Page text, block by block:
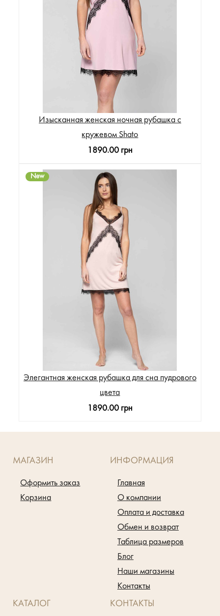
Изысканная женская ночная рубашка с
кружевом Shato
1890.00 грн
New
Элегантная женская рубашка для сна пудрового
цвета
1890.00 грн
МАГАЗИН
Оформить заказ
Корзина
ИНФОРМАЦИЯ
Главная
О компании
Оплата и доставка
Обмен и возврат
Таблица размеров
Блог
Наши магазины
Контакты
КАТАЛОГ КОНТАКТЫ